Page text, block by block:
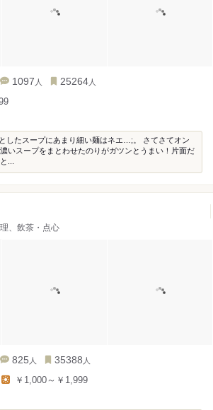
1097 人 25264 人
したスープにあまり細い麺はネエ…;。 さてさてオン
いスープをまとわせたのりがガツンとうまい！片面だ
...
、飲茶・点心
825 人 35388 人
￥1,000～￥1,999